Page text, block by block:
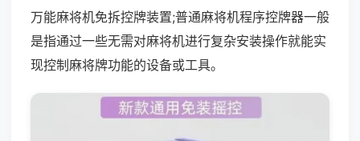
万能麻将机免拆控牌装置;普通麻将机程序控牌器一般
是指通过一些无需对麻将机进行复杂安装操作就能实
现控制麻将牌功能的设备或工具。